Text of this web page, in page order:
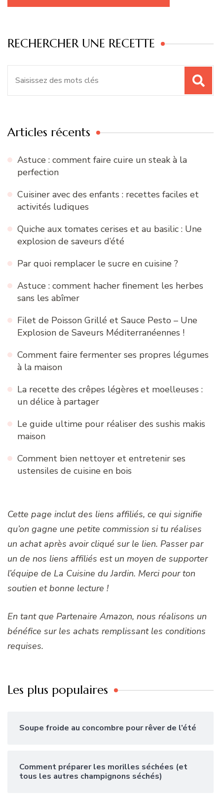
RECHERCHER UNE RECETTE
Articles récents
Astuce : comment faire cuire un steak à la
perfection
Cuisiner avec des enfants : recettes faciles et
activités ludiques
Quiche aux tomates cerises et au basilic : Une
explosion de saveurs d’été
Par quoi remplacer le sucre en cuisine ?
Astuce : comment hacher finement les herbes
sans les abîmer
Filet de Poisson Grillé et Sauce Pesto – Une
Explosion de Saveurs Méditerranéennes !
Comment faire fermenter ses propres légumes
à la maison
La recette des crêpes légères et moelleuses :
un délice à partager
Le guide ultime pour réaliser des sushis makis
maison
Comment bien nettoyer et entretenir ses
ustensiles de cuisine en bois
Cette page inclut des liens affiliés, ce qui signifie
qu’on gagne une petite commission si tu réalises
un achat après avoir cliqué sur le lien. Passer par
un de nos liens affiliés est un moyen de supporter
l’équipe de La Cuisine du Jardin. Merci pour ton
soutien et bonne lecture !
En tant que Partenaire Amazon, nous réalisons un
bénéfice sur les achats remplissant les conditions
requises.
Les plus populaires
Soupe froide au concombre pour rêver de l’été
Comment préparer les morilles séchées (et
tous les autres champignons séchés)